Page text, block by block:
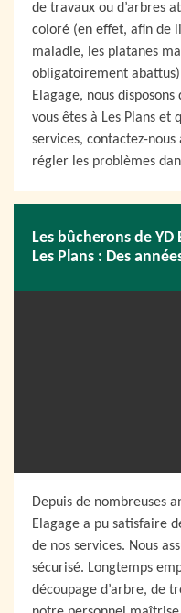
de travaux ou d’arbres
coloré (en effet, afin de
maladie, les platanes
obligatoirement
Elagage, nous disposons
vous êtes à Les Plans et
services, contactez-
régler les problèmes
Les bûcherons de
Les Plans : Des
Depuis de nombreuses
Elagage a pu satisfaire
de nos services. Nous
sécurisé. Longtemps
découpage d’arbre, de